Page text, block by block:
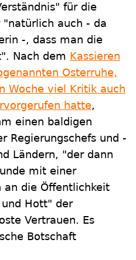
für die
auch - da
-, dass man die
Nach dem Kassieren
Osterruhe,
Woche viel Kritik auch
hatte,
einen baldigen
Regierungschefs und -
Ländern, "der dann
mit einer
an die Öffentlichkeit
Hott" der
Vertrauen. Es
Botschaft